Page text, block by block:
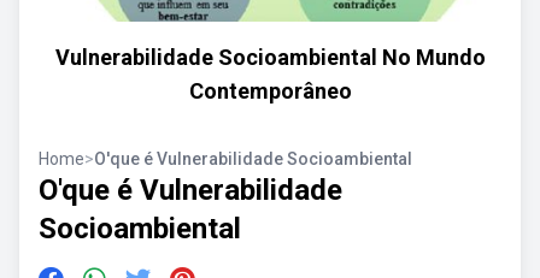
Vulnerabilidade Socioambiental No Mundo
Contemporâneo
Home>O'que é Vulnerabilidade Socioambiental
O'que é Vulnerabilidade
Socioambiental